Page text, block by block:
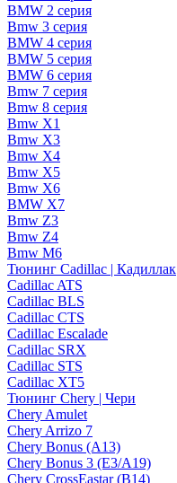
BMW 2 серия
Bmw 3 серия
BMW 4 серия
BMW 5 серия
BMW 6 серия
Bmw 7 серия
Bmw 8 серия
Bmw X1
Bmw X3
Bmw X4
Bmw X5
Bmw X6
BMW X7
Bmw Z3
Bmw Z4
Bmw М6
Тюнинг Cadillac | Кадиллак
Cadillac ATS
Cadillac BLS
Cadillac CTS
Cadillac Escalade
Cadillac SRX
Cadillac STS
Cadillac XT5
Тюнинг Chery | Чери
Chery Amulet
Chery Arrizo 7
Chery Bonus (A13)
Chery Bonus 3 (E3/A19)
Chery CrossEastar (B14)